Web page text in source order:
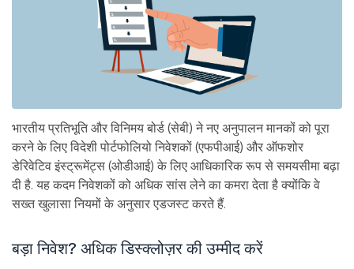
भारतीय प्रतिभूति और विनिमय बोर्ड (सेबी) ने नए अनुपालन मानकों को पूरा
करने के लिए विदेशी पोर्टफोलियो निवेशकों (एफपीआई) और ऑफशोर
डेरिवेटिव इंस्ट्रूमेंट्स (ओडीआई) के लिए आधिकारिक रूप से समयसीमा बढ़ा
दी है. यह कदम निवेशकों को अधिक सांस लेने का कमरा देता है क्योंकि वे
सख्त खुलासा नियमों के अनुसार एडजस्ट करते हैं.
बड़ा निवेश? अधिक डिस्क्लोज़र की उम्मीद करें